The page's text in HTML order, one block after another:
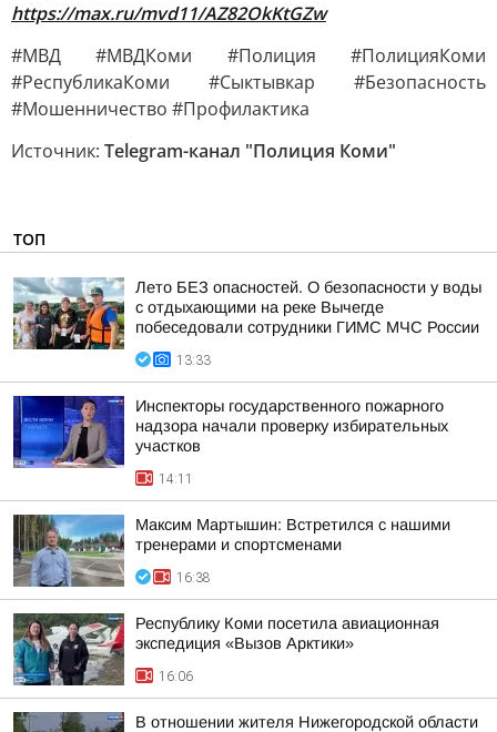
https://max.ru/mvd11/AZ82OkKtGZw
#МВД #МВДКоми #Полиция #ПолицияКоми
#РеспубликаКоми #Сыктывкар #Безопасность
#Мошенничество #Профилактика
Источник: Telegram-канал "Полиция Коми"
ТОП
Лето БЕЗ опасностей. О безопасности у воды
с отдыхающими на реке Вычегде
побеседовали сотрудники ГИМС МЧС России
13:33
Инспекторы государственного пожарного
надзора начали проверку избирательных
участков
14:11
Максим Мартышин: Встретился с нашими
тренерами и спортсменами
16:38
Республику Коми посетила авиационная
экспедиция «Вызов Арктики»
16:06
В отношении жителя Нижегородской области